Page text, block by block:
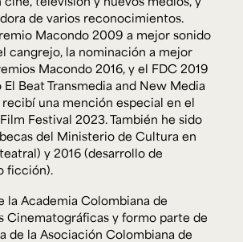
de varios reconocimientos.
Macondo 2009 a mejor sonido
cangrejo, la nominación a mejor
Macondo 2016, y el FDC 2019
Beat Transmedia and New Media
recibí una mención especial en el
Festival 2023. También he sido
del Ministerio de Cultura en
y 2016 (desarrollo de
ficción).
la Academia Colombiana de
Cinematográficas y formo parte de
de la Asociación Colombiana de